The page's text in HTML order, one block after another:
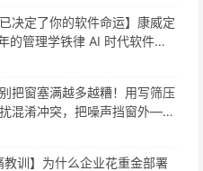
决定了你的软件命运】康威定
管理学铁律 AI 时代软件工
把窗塞满越多越糟！用写筛压
混淆冲突，把噪声挡窗外——
教训】为什么企业花重金部署